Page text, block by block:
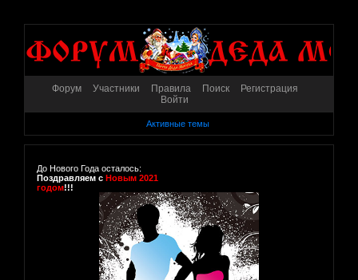
Форум Участники Правила Поиск
Регистрация
Войти
Активные темы
До Нового Года осталось:
Поздравляем с Новым 2021
годом!!!